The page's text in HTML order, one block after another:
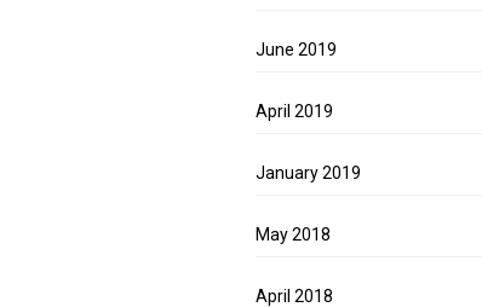
June 2019
April 2019
January 2019
May 2018
April 2018